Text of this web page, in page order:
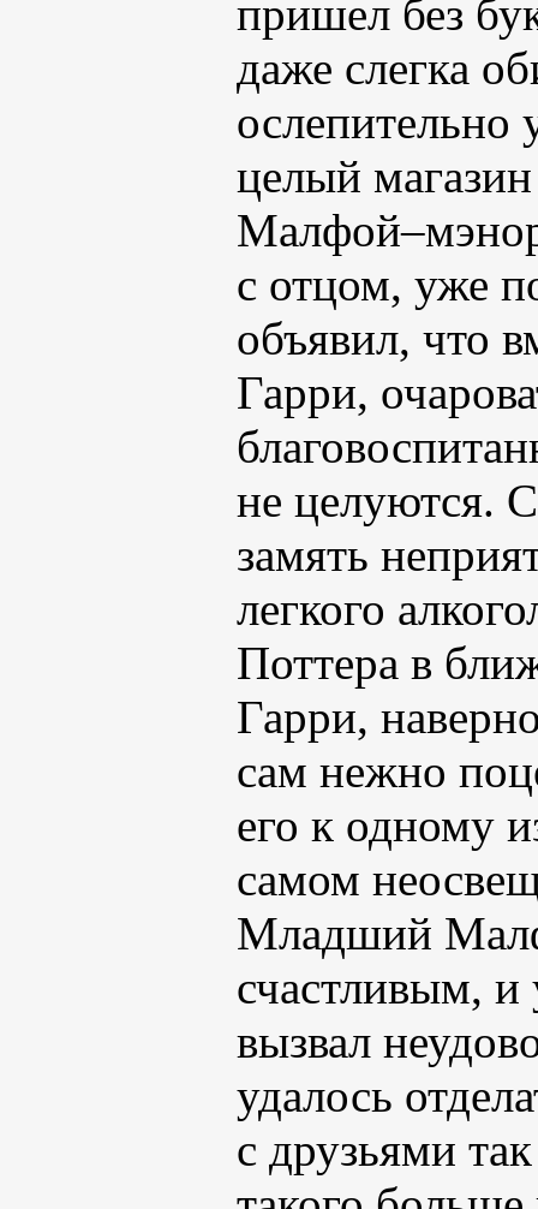
пришел без
даже слегка
целый
с отцом, уже
объявил, что
Гарри,
не целуются.
замять
легкого
Поттера в
Гарри,
сам нежно
его к одному
самом
Младший
счастливым, и
вызвал
удалось
с друзьями